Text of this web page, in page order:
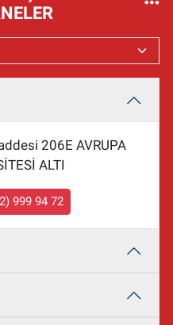
206E AVRUPA
ALTI
999 94 72